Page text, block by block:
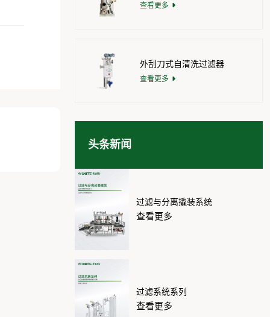
查看更多
外刮刀式自清洗过滤器
查看更多
头条新闻
过滤与分离撬装系统
查看更多
过滤系统系列
查看更多